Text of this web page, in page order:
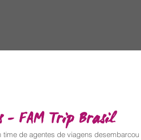
- FAM Trip Brasil
time de agentes de viagens